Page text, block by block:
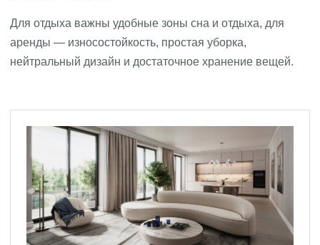
Для отдыха важны удобные зоны сна и отдыха, для
аренды — износостойкость, простая уборка,
нейтральный дизайн и достаточное хранение вещей.